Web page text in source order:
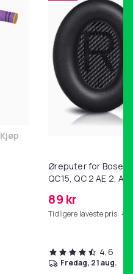
Legg Magetrener, 6-rørs
Kjøp
Øreputer for Bose
QC15, QC 2 AE 2, AE
89 kr
Tidligere laveste pris: 99
4,6
fredag, 21 aug.